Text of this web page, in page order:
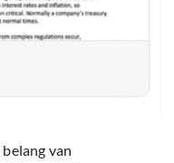
van